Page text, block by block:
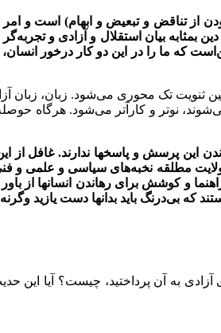
از تناقض و تبعیض و ابهام) است و
بمثابه بیان استقلال و آزادی و
که ما را در این دو کار درخور انسان،
تک محوری می‌شود. زبان، زبان
، نوتر و کار تر می‌شود. هرگاه حوصله
این پرسش و پاسخها ندارند. غافل
مطلقه نخبه‌های سیاسی و علمی و
و کوشش برای رهاندن انسانها از باور
بی‌درنگ باید بدانها دست یازید
به آن پرداختید، چیست؟ آیا این